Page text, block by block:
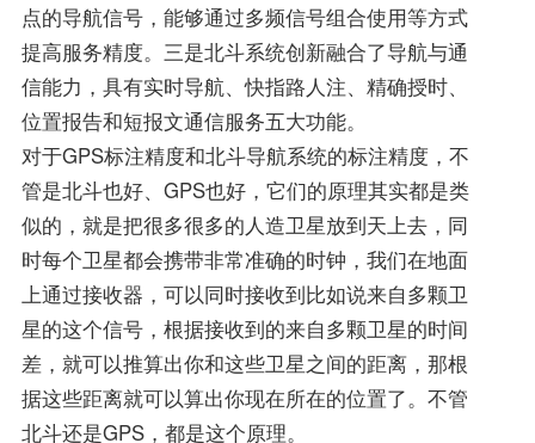
点的导航信号，能够通过多频信号组合使用等方式
提高服务精度。三是北斗系统创新融合了导航与通
信能力，具有实时导航、快指路人注、精确授时、
位置报告和短报文通信服务五大功能。
对于GPS标注精度和北斗导航系统的标注精度，不
管是北斗也好、GPS也好，它们的原理其实都是类
似的，就是把很多很多的人造卫星放到天上去，同
时每个卫星都会携带非常准确的时钟，我们在地面
上通过接收器，可以同时接收到比如说来自多颗卫
星的这个信号，根据接收到的来自多颗卫星的时间
差，就可以推算出你和这些卫星之间的距离，那根
据这些距离就可以算出你现在所在的位置了。不管
北斗还是GPS，都是这个原理。